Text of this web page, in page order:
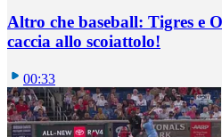
Altro che baseball: Tigres e
caccia allo scoiattolo!
00:33